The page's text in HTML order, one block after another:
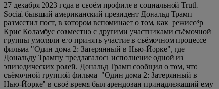
27 декабря 2023 года в своём профиле в социальной Truth
Social бывший американский президент Дональд Трамп
разместил пост, в котором вспоминает о том, как режиссёр
Крис Коламбус совместно с другими участниками съёмочной
группы умоляли его принять участие в съёмочном процессе
фильма "Один дома 2: Затерянный в Нью-Йорке", где
Дональду Трампу предлагалось исполнение одной из
эпизодических ролей. Дональд Трамп сообщил о том, что
съёмочной группой фильма "Один дома 2: Затерянный в
Нью-Йорке" в своё время был арендован принадлежащий ему